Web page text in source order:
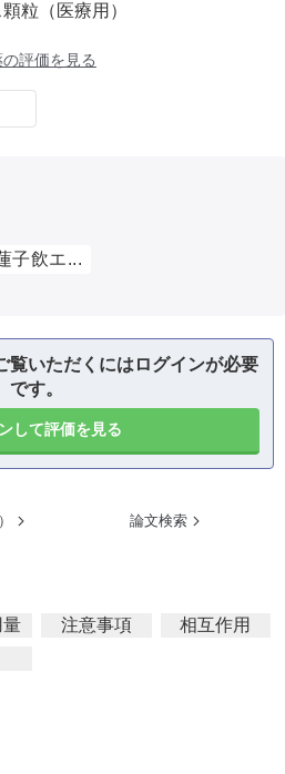
粒（医療用）
の評価を見る
子飲エ...
覧いただくにはログインが必要
です。
して評価を見る
論文検索
量 注意事項
相互作用